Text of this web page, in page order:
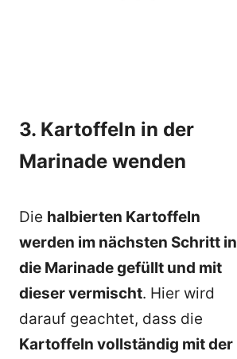
3. Kartoffeln in der
Marinade wenden
Die halbierten Kartoffeln
werden im nächsten Schritt in
die Marinade gefüllt und mit
dieser vermischt. Hier wird
darauf geachtet, dass die
Kartoffeln vollständig mit der